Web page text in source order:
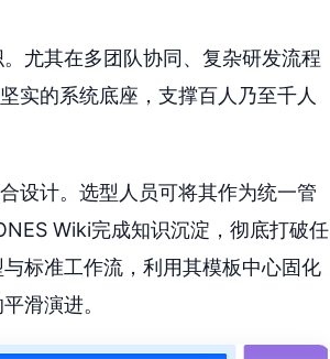
尤其在多团队协同、复杂研发流程
实的系统底座，支撑百人乃至千人
设计。选型人员可将其作为统一管
Wiki完成知识沉淀，彻底打破任
标准工作流，利用其模板中心固化
滑演进。